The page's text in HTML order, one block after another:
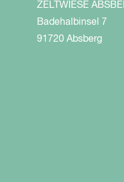
ZELTWIESE
Badehalbinsel 7
91720 Absberg